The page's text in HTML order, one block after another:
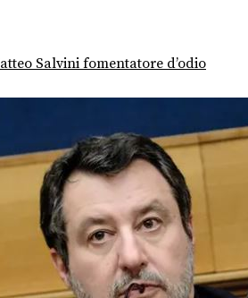
Salvini fomentatore d’odio